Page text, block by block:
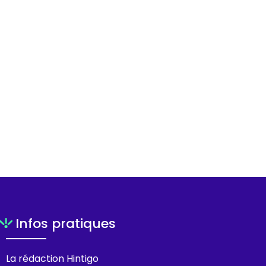
Infos pratiques
La rédaction Hintigo